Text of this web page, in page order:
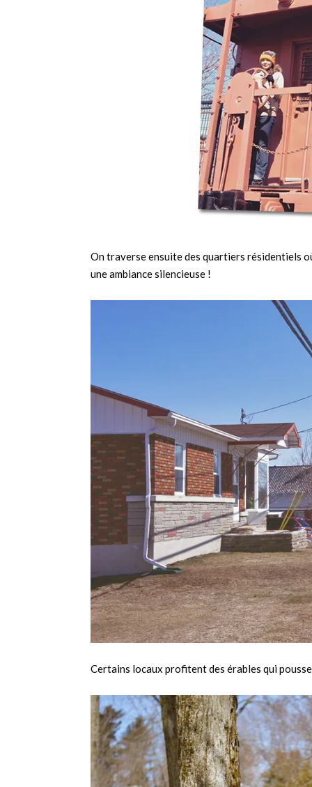
On traverse ensuite des quartiers résidentiels
une ambiance silencieuse !
Certains locaux profitent des érables qui